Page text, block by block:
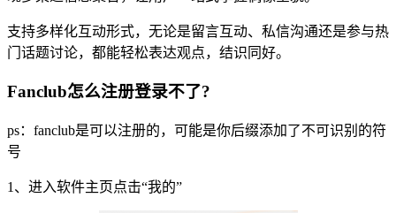
支持多样化互动形式，无论是留言互动、私信沟通还是参与热
门话题讨论，都能轻松表达观点，结识同好。
Fanclub怎么注册登录不了?
ps：fanclub是可以注册的，可能是你后缀添加了不可识别的符
号
1、进入软件主页点击“我的”